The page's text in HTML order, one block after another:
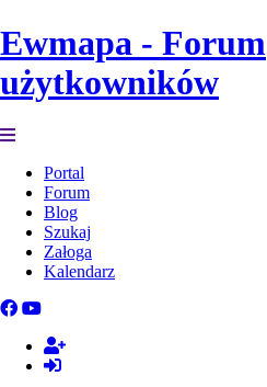
Ewmapa - Forum
użytkowników
Portal
Forum
Blog
Szukaj
Załoga
Kalendarz